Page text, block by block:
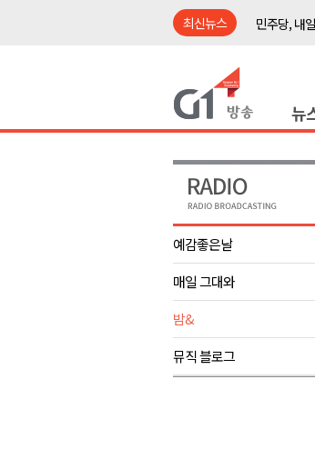
최신뉴스
민주당, 내
춘천시립 '
양양군, 21
강원개발공
도-시군 첫
민주당, 내
철원 백마고
어젯밤 원주
뉴
예감좋은날
매일 그대와
밤&
뮤직 블로그